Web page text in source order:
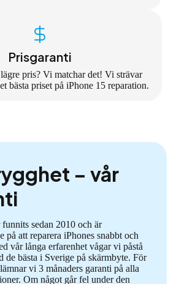
Prisgaranti
pris? Vi matchar det! Vi strävar
bästa priset på iPhone 15 reparation.
– vår
sedan 2010 och är
på att reparera iPhones snabbt och
vår långa erfarenhet vågar vi påstå
de bästa i Sverige på skärmbyte. För
vi 3 månaders garanti på alla
Om något går fel under den